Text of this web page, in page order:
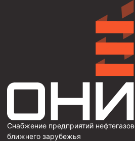
Снабжение предприятий
ближнего зарубежья